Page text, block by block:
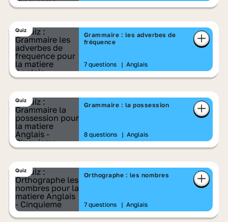
Quiz
Grammaire : les adverbes de
fréquence
7 questions | Anglais
Quiz
Grammaire : la possession
8 questions | Anglais
Quiz
Orthographe : les nombres
7 questions | Anglais